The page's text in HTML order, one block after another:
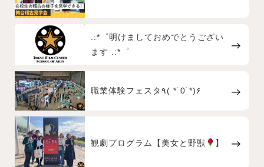
.:*゜明けましておめでとうござい
ます .:*゜
職業体験フェスタ٩( *˙0˙*)۶
観劇プログラム【美女と野獣 】